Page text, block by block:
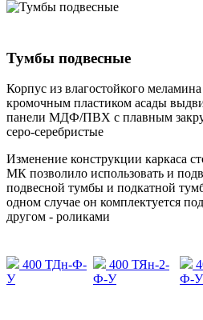
Тумбы подвесные
Корпус из влагостойкого
кромочным пластиком асады
панели МДФ/ПВХ с плавным
серо-серебристые
Изменение конструкции каркаса
МК позволило использовать и
подвесной тумбы и подкатной
одном случае он комплектуется
другом - роликами
400 ТДн-Ф-
У
400 ТЯн-2-
Ф-У
Ф-У